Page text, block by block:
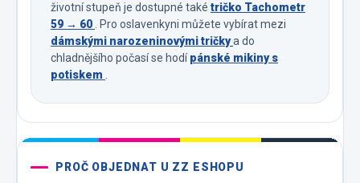
životní stupeň je dostupné také tričko Tachometr
59 → 60 . Pro oslavenkyni můžete vybírat mezi
dámskými narozeninovými tričkya do
chladnějšího počasí se hodípánské mikiny s
potiskem .
PROČ OBJEDNAT U ZZ ESHOPU